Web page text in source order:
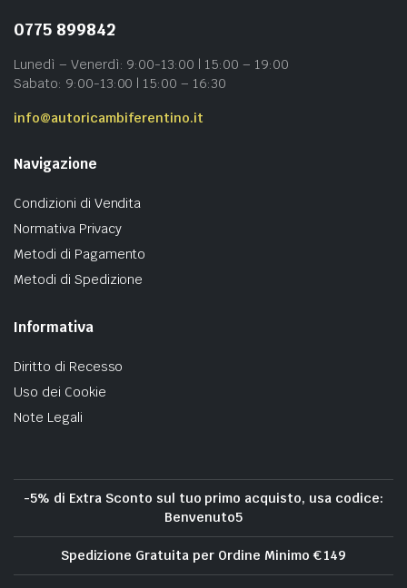
0775 899842
Lunedì – Venerdì: 9:00-13:00 | 15:00 – 19:00
Sabato: 9:00-13:00 | 15:00 – 16:30
info@autoricambiferentino.it
Navigazione
Condizioni di Vendita
Normativa Privacy
Metodi di Pagamento
Metodi di Spedizione
Informativa
Diritto di Recesso
Uso dei Cookie
Note Legali
-5% di Extra Sconto sul tuo primo acquisto, usa codice:
Benvenuto5
Spedizione Gratuita per Ordine Minimo € 149